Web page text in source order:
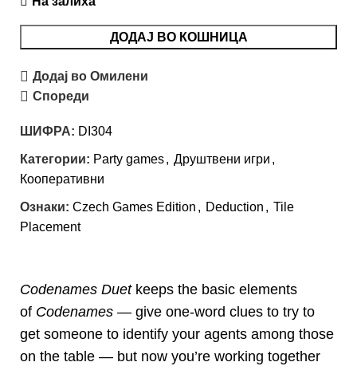
ДОДАЈ ВО КОШНИЦА
Додај во Омилени
Спореди
ШИФРА: DI304
Категории: Party games, Друштвени игри ,
Кооперативни
Ознаки: Czech Games Edition , Deduction , Tile
Placement
Codenames Duetkeeps the basic elements
of Codenames — give one-word clues to try to
get someone to identify your agents among those
on the table — but now you’re working together